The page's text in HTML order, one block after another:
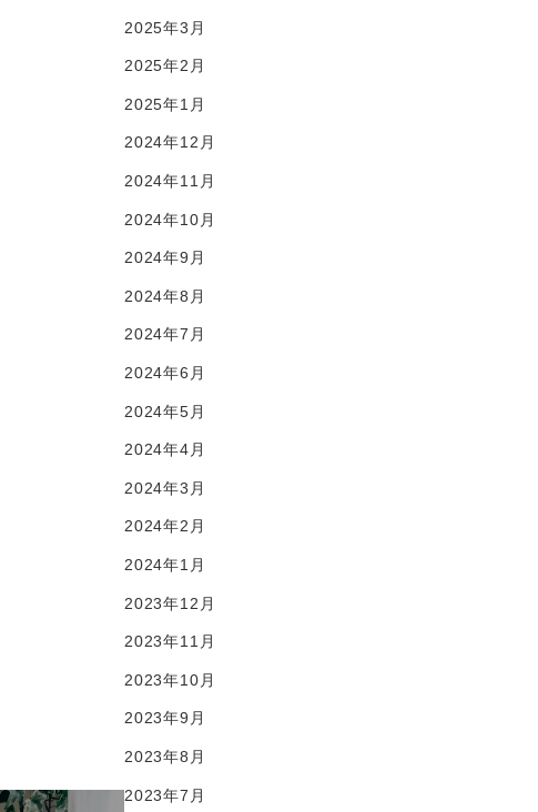
2025年3月
2025年2月
2025年1月
2024年12月
2024年11月
2024年10月
2024年9月
2024年8月
2024年7月
2024年6月
2024年5月
2024年4月
2024年3月
2024年2月
2024年1月
2023年12月
2023年11月
2023年10月
2023年9月
2023年8月
2023年7月